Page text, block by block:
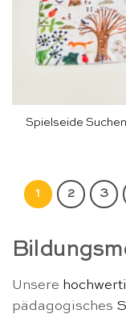
Spielseide
1 2 3
Unsere
pädagogisches